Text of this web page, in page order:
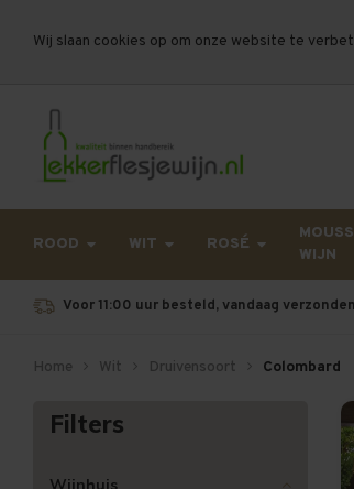
Wij slaan cookies op om onze website te
Let op, vanwege drukte bij
ROOD WIT ROSÉ
WIJN
Voor 11:00 uur besteld, vandaag
Home Wit Druivensoort Colombard
Filters
Wijnhuis